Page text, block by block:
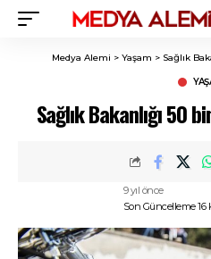
Medya Alemi > Yaşam > Sağlık
Sağlık Bakanlığı 50
Son Güncelleme 16
9 yıl önce